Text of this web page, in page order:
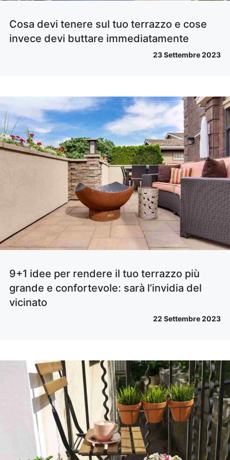
Cosa devi tenere sul tuo terrazzo e cose
invece devi buttare immediatamente
23 Settembre 2023
9+1 idee per rendere il tuo terrazzo più
grande e confortevole: sarà l’invidia del
vicinato
22 Settembre 2023